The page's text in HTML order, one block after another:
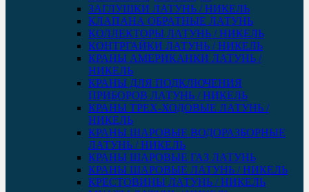
ЗАГЛУШКИ ЛАТУНЬ / НИКЕЛЬ
КЛАПАНА ОБРАТНЫЕ ЛАТУНЬ
КОЛЛЕКТОРЫ ЛАТУНЬ / НИКЕЛЬ
КОНТРГАЙКИ ЛАТУНЬ / НИКЕЛЬ
КРАНЫ АМЕРИКАНКИ ЛАТУНЬ /
НИКЕЛЬ
КРАНЫ ДЛЯ ПОДКЛЮЧЕНИЯ
ПРИБОРОВ ЛАТУНЬ / НИКЕЛЬ
КРАНЫ ТРЕХ-ХОДОВЫЕ ЛАТУНЬ /
НИКЕЛЬ
КРАНЫ ШАРОВЫЕ ВОДОРАЗБОРНЫЕ
ЛАТУНЬ / НИКЕЛЬ
КРАНЫ ШАРОВЫЕ ГАЗ ЛАТУНЬ
КРАНЫ ШАРОВЫЕ ЛАТУНЬ / НИКЕЛЬ
КРЕСТОВИНЫ ЛАТУНЬ / НИКЕЛЬ